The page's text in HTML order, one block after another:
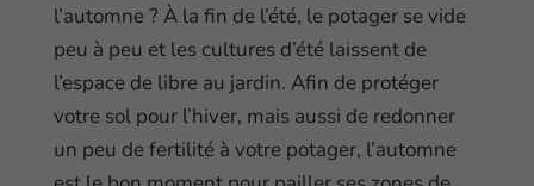
l’automne ? À la fin de l’été, le potager se vide
peu à peu et les cultures d’été laissent de
l’espace de libre au jardin. Afin de protéger
votre sol pour l’hiver, mais aussi de redonner
un peu de fertilité à votre potager, l’automne